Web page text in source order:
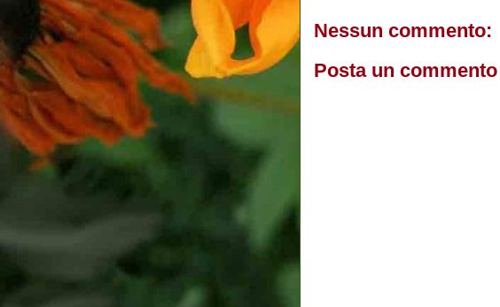
Nessun commento:
Posta un commento